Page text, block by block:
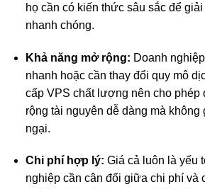
họ cần có kiến thức sâu sắc để
nhanh chóng.
Khả năng mở rộng: Doanh
nhanh hoặc cần thay đổi quy mô
cấp VPS chất lượng nên cho phép
rộng tài nguyên dễ dàng mà không
ngại.
Chi phí hợp lý: Giá cả luôn là yếu
nghiệp cần cân đối giữa chi phí và